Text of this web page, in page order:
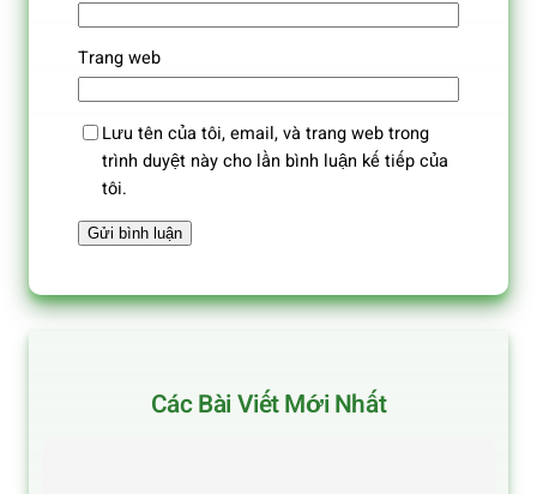
Trang web
Lưu tên của tôi, email, và trang web trong
trình duyệt này cho lần bình luận kế tiếp của
tôi.
Các Bài Viết Mới Nhất